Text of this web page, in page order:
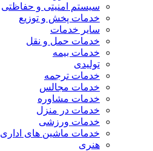
سیستم امنیتی و حفاظتی
خدمات پخش و توزیع
سایر خدمات
خدمات حمل و نقل
خدمات بیمه
تولیدی
خدمات ترجمه
خدمات مجالس
خدمات مشاوره
خدمات در منزل
خدمات ورزشی
خدمات ماشین های اداری
هنری